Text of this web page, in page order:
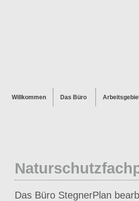
Willkommen Das Büro
Das Büro StegnerPlan